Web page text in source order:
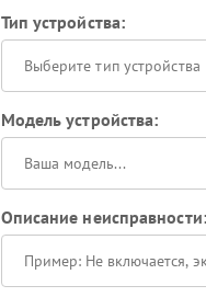
Тип устройства:
Выберите тип устройства
Модель устройства:
Описание неисправности: